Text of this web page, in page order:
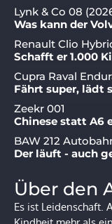
Lynk & Co 08
Was kann der
Renault Clio
Schafft er 1.000
Cupra Raval
Fährt super, lädt
Zeekr 001
Chinese statt A6
BAW 212
Der läuft - auch
Über den
Es ist Leidenschaft.